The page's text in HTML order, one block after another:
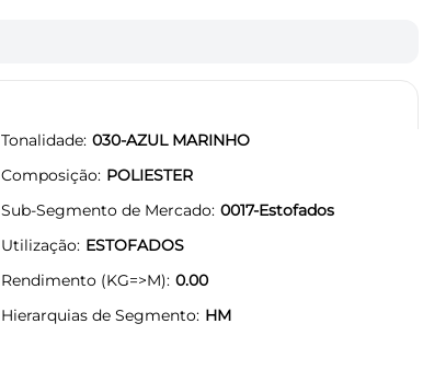
Tonalidade 030-AZUL MARINHO
Composição POLIESTER
Sub-Segmento de Mercado 0017-Estofados
Utilização ESTOFADOS
Rendimento (KG=>M) 0.00
Hierarquias de Segmento HM